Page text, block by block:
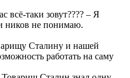
всё-таки зовут???? – Я
ников не понимаю.
Сталину и нашей
работать на саму